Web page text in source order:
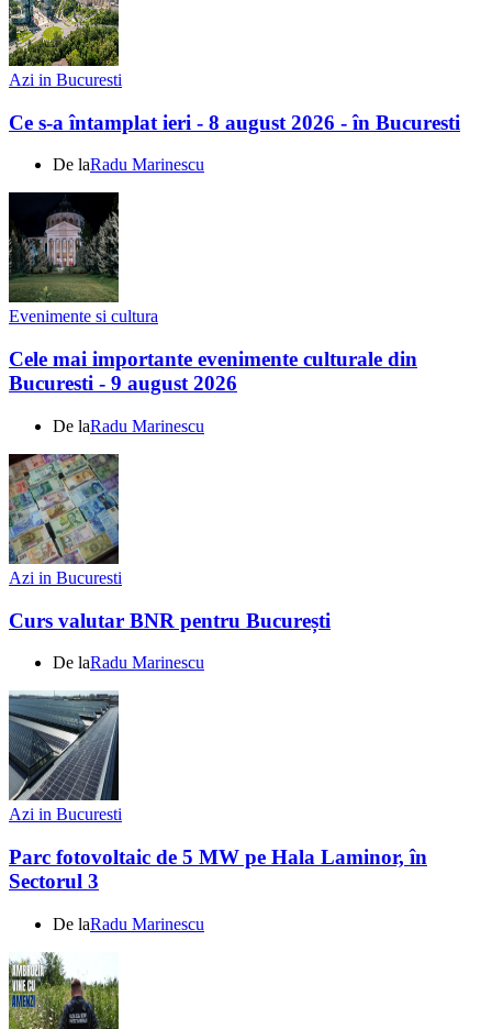
Azi in Bucuresti
Ce s-a întamplat ieri - 8 august 2026 - în Bucuresti
De laRadu Marinescu
Evenimente si cultura
Cele mai importante evenimente culturale din
Bucuresti - 9 august 2026
De laRadu Marinescu
Azi in Bucuresti
Curs valutar BNR pentru București
De laRadu Marinescu
Azi in Bucuresti
Parc fotovoltaic de 5 MW pe Hala Laminor, în
Sectorul 3
De laRadu Marinescu